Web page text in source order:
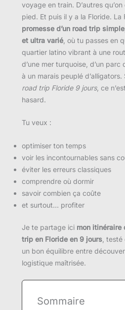
voyage en train. D’autres
pied. Et puis il y a la Floride. La
promesse d’un road trip
et ultra varié , où tu passes en
quartier latino vibrant à une
d’une mer turquoise, d’un parc
à un marais peuplé d’alligators.
road trip Floride 9 jours, ce
hasard.
Tu veux :
optimiser ton temps
voir les incontournables sans
éviter les erreurs classiques
comprendre où dormir
savoir combien ça coûte
et surtout… profiter
Je te partage ici mon itinéraire
trip en Floride en 9 jours ,
un bon équilibre entre
logistique maîtrisée.
Sommaire